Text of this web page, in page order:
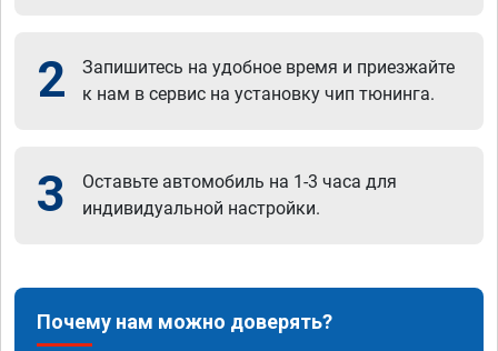
2
Запишитесь на удобное время и приезжайте
к нам в сервис на установку чип тюнинга.
3
Оставьте автомобиль на 1-3 часа для
индивидуальной настройки.
Почему нам можно доверять?